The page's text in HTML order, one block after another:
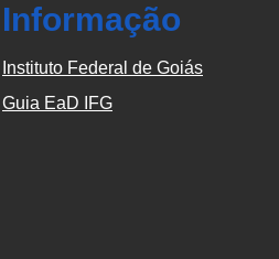
Informação
Instituto Federal de Goiás
Guia EaD IFG